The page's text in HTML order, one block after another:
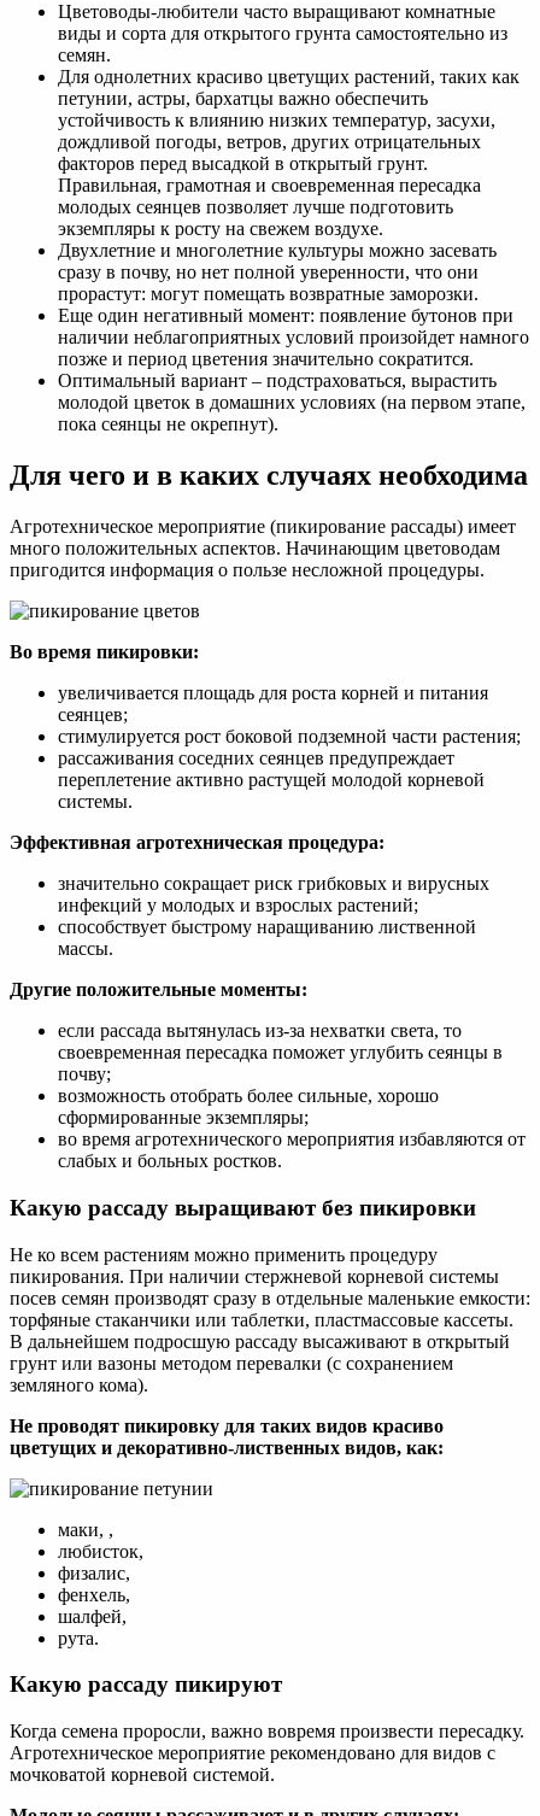
Цветоводы-любители часто выращивают комнатные
виды и сорта для открытого грунта самостоятельно из
семян.
Для однолетних красиво цветущих растений, таких как
петунии, астры, бархатцы важно обеспечить
устойчивость к влиянию низких температур, засухи,
дождливой погоды, ветров, других отрицательных
факторов перед высадкой в открытый грунт.
Правильная, грамотная и своевременная пересадка
молодых сеянцев позволяет лучше подготовить
экземпляры к росту на свежем воздухе.
Двухлетние и многолетние культуры можно засевать
сразу в почву, но нет полной уверенности, что они
прорастут: могут помещать возвратные заморозки.
Еще один негативный момент: появление бутонов при
наличии неблагоприятных условий произойдет намного
позже и период цветения значительно сократится.
Оптимальный вариант – подстраховаться, вырастить
молодой цветок в домашних условиях (на первом этапе,
пока сеянцы не окрепнут).
Для чего и в каких случаях необходима
Агротехническое мероприятие (пикирование рассады) имеет
много положительных аспектов. Начинающим цветоводам
пригодится информация о пользе несложной процедуры.
Во время пикировки:
увеличивается площадь для роста корней и питания
сеянцев;
стимулируется рост боковой подземной части растения;
рассаживания соседних сеянцев предупреждает
переплетение активно растущей молодой корневой
системы.
Эффективная агротехническая процедура:
значительно сокращает риск грибковых и вирусных
инфекций у молодых и взрослых растений;
способствует быстрому наращиванию лиственной
массы.
Другие положительные моменты:
если рассада вытянулась из-за нехватки света, то
своевременная пересадка поможет углубить сеянцы в
почву;
возможность отобрать более сильные, хорошо
сформированные экземпляры;
во время агротехнического мероприятия избавляются от
слабых и больных ростков.
Какую рассаду выращивают без пикировки
Не ко всем растениям можно применить процедуру
пикирования. При наличии стержневой корневой системы
посев семян производят сразу в отдельные маленькие емкости:
торфяные стаканчики или таблетки, пластмассовые кассеты.
В дальнейшем подросшую рассаду высаживают в открытый
грунт или вазоны методом перевалки (с сохранением
земляного кома).
Не проводят пикировку для таких видов красиво
цветущих и декоративно-лиственных видов, как:
маки, ,
любисток,
физалис,
фенхель,
шалфей,
рута.
Какую рассаду пикируют
Когда семена проросли, важно вовремя произвести пересадку.
Агротехническое мероприятие рекомендовано для видов с
мочковатой корневой системой.